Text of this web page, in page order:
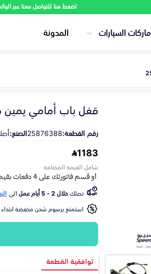
اضغط هنا للتواصل معنا عبر
ماركات السيارات المدونة
قفل باب أمامي يمين
رقم القطعة:25876388الصنع:
1183
شامل القيمة المضافة
تصلكخلال 2 - 5 أيام عمل الى
استمتع برسوم شحن مخفضة
توافقية القطعة